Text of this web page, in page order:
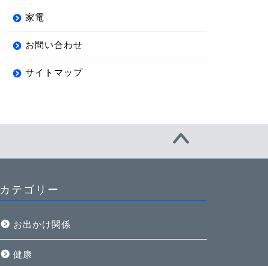
家電
お問い合わせ
サイトマップ
カテゴリー
お出かけ関係
健康